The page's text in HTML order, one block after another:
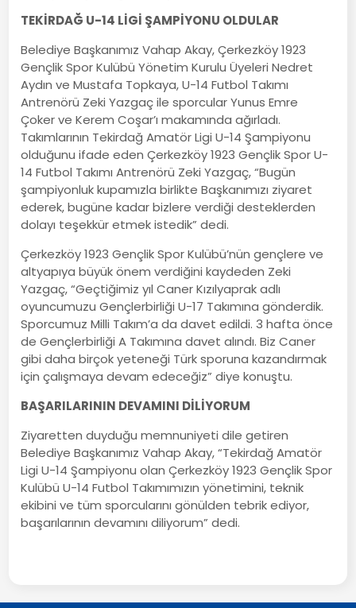
TEKİRDAĞ U-14 LİGİ ŞAMPİYONU OLDULAR
Belediye Başkanımız Vahap Akay, Çerkezköy 1923
Gençlik Spor Kulübü Yönetim Kurulu Üyeleri Nedret
Aydın ve Mustafa Topkaya, U-14 Futbol Takımı
Antrenörü Zeki Yazgaç ile sporcular Yunus Emre
Çoker ve Kerem Coşar’ı makamında ağırladı.
Takımlarının Tekirdağ Amatör Ligi U-14 Şampiyonu
olduğunu ifade eden Çerkezköy 1923 Gençlik Spor U-
14 Futbol Takımı Antrenörü Zeki Yazgaç, “Bugün
şampiyonluk kupamızla birlikte Başkanımızı ziyaret
ederek, bugüne kadar bizlere verdiği desteklerden
dolayı teşekkür etmek istedik” dedi.
Çerkezköy 1923 Gençlik Spor Kulübü’nün gençlere ve
altyapıya büyük önem verdiğini kaydeden Zeki
Yazgaç, “Geçtiğimiz yıl Caner Kızılyaprak adlı
oyuncumuzu Gençlerbirliği U-17 Takımına gönderdik.
Sporcumuz Milli Takım’a da davet edildi. 3 hafta önce
de Gençlerbirliği A Takımına davet alındı. Biz Caner
gibi daha birçok yeteneği Türk sporuna kazandırmak
için çalışmaya devam edeceğiz” diye konuştu.
BAŞARILARININ DEVAMINI DİLİYORUM
Ziyaretten duyduğu memnuniyeti dile getiren
Belediye Başkanımız Vahap Akay, “Tekirdağ Amatör
Ligi U-14 Şampiyonu olan Çerkezköy 1923 Gençlik Spor
Kulübü U-14 Futbol Takımımızın yönetimini, teknik
ekibini ve tüm sporcularını gönülden tebrik ediyor,
başarılarının devamını diliyorum” dedi.